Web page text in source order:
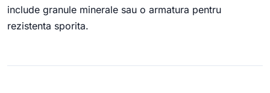
include granule minerale sau o armatura pentru
rezistenta sporita.